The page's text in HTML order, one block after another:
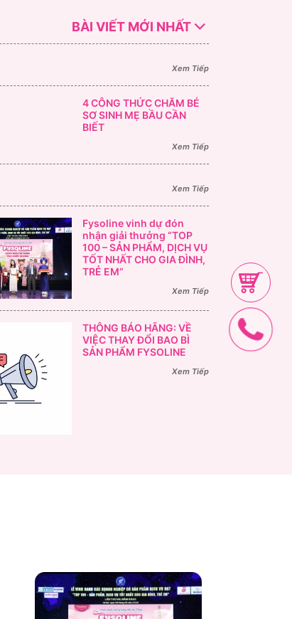
BÀI VIẾT MỚI NHẤT
Xem Tiếp
4 CÔNG THỨC CHĂM BÉ
SƠ SINH MẸ BẦU CẦN
BIẾT
Xem Tiếp
Xem Tiếp
Fysoline vinh dự đón
nhận giải thưởng “TOP
100 – SẢN PHẨM, DỊCH VỤ
TỐT NHẤT CHO GIA ĐÌNH,
TRẺ EM”
Xem Tiếp
THÔNG BÁO HÃNG: VỀ
VIỆC THAY ĐỔI BAO BÌ
SẢN PHẨM FYSOLINE
Xem Tiếp